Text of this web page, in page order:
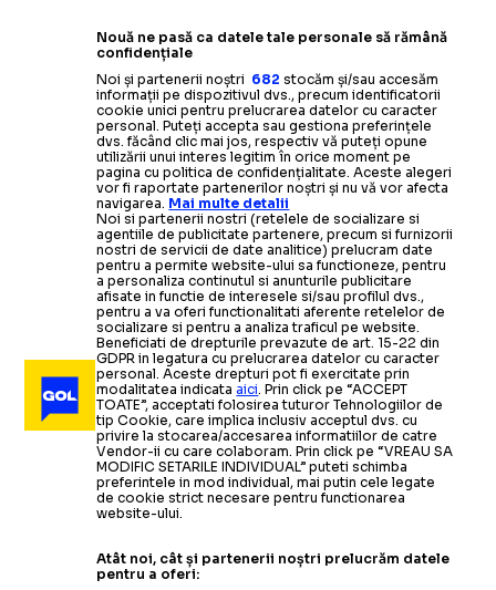
Nouă ne pasă ca datele tale personale să rămână
confidențiale
Noi și partenerii noștri 682 stocăm și/sau accesăm
informații pe dispozitivul dvs., precum identificatorii
cookie unici pentru prelucrarea datelor cu caracter
personal. Puteți accepta sau gestiona preferințele
dvs. făcând clic mai jos, respectiv vă puteți opune
utilizării unui interes legitim în orice moment pe
pagina cu politica de confidențialitate. Aceste alegeri
vor fi raportate partenerilor noștri și nu vă vor afecta
navigarea. Mai multe detalii
Noi si partenerii nostri (retelele de socializare si
agentiile de publicitate partenere, precum si furnizorii
nostri de servicii de date analitice) prelucram date
pentru a permite website-ului sa functioneze, pentru
a personaliza continutul si anunturile publicitare
afisate in functie de interesele si/sau profilul dvs.,
pentru a va oferi functionalitati aferente retelelor de
socializare si pentru a analiza traficul pe website.
Beneficiati de drepturile prevazute de art. 15-22 din
GDPR in legatura cu prelucrarea datelor cu caracter
personal. Aceste drepturi pot fi exercitate prin
modalitatea indicataaici. Prin click pe “ACCEPT
TOATE”, acceptati folosirea tuturor Tehnologiilor de
tip Cookie, care implica inclusiv acceptul dvs. cu
privire la stocarea/accesarea informatiilor de catre
Vendor-ii cu care colaboram. Prin click pe “VREAU SA
MODIFIC SETARILE INDIVIDUAL” puteti schimba
preferintele in mod individual, mai putin cele legate
de cookie strict necesare pentru functionarea
website-ului.
Atât noi, cât și partenerii noștri prelucrăm datele
pentru a oferi: